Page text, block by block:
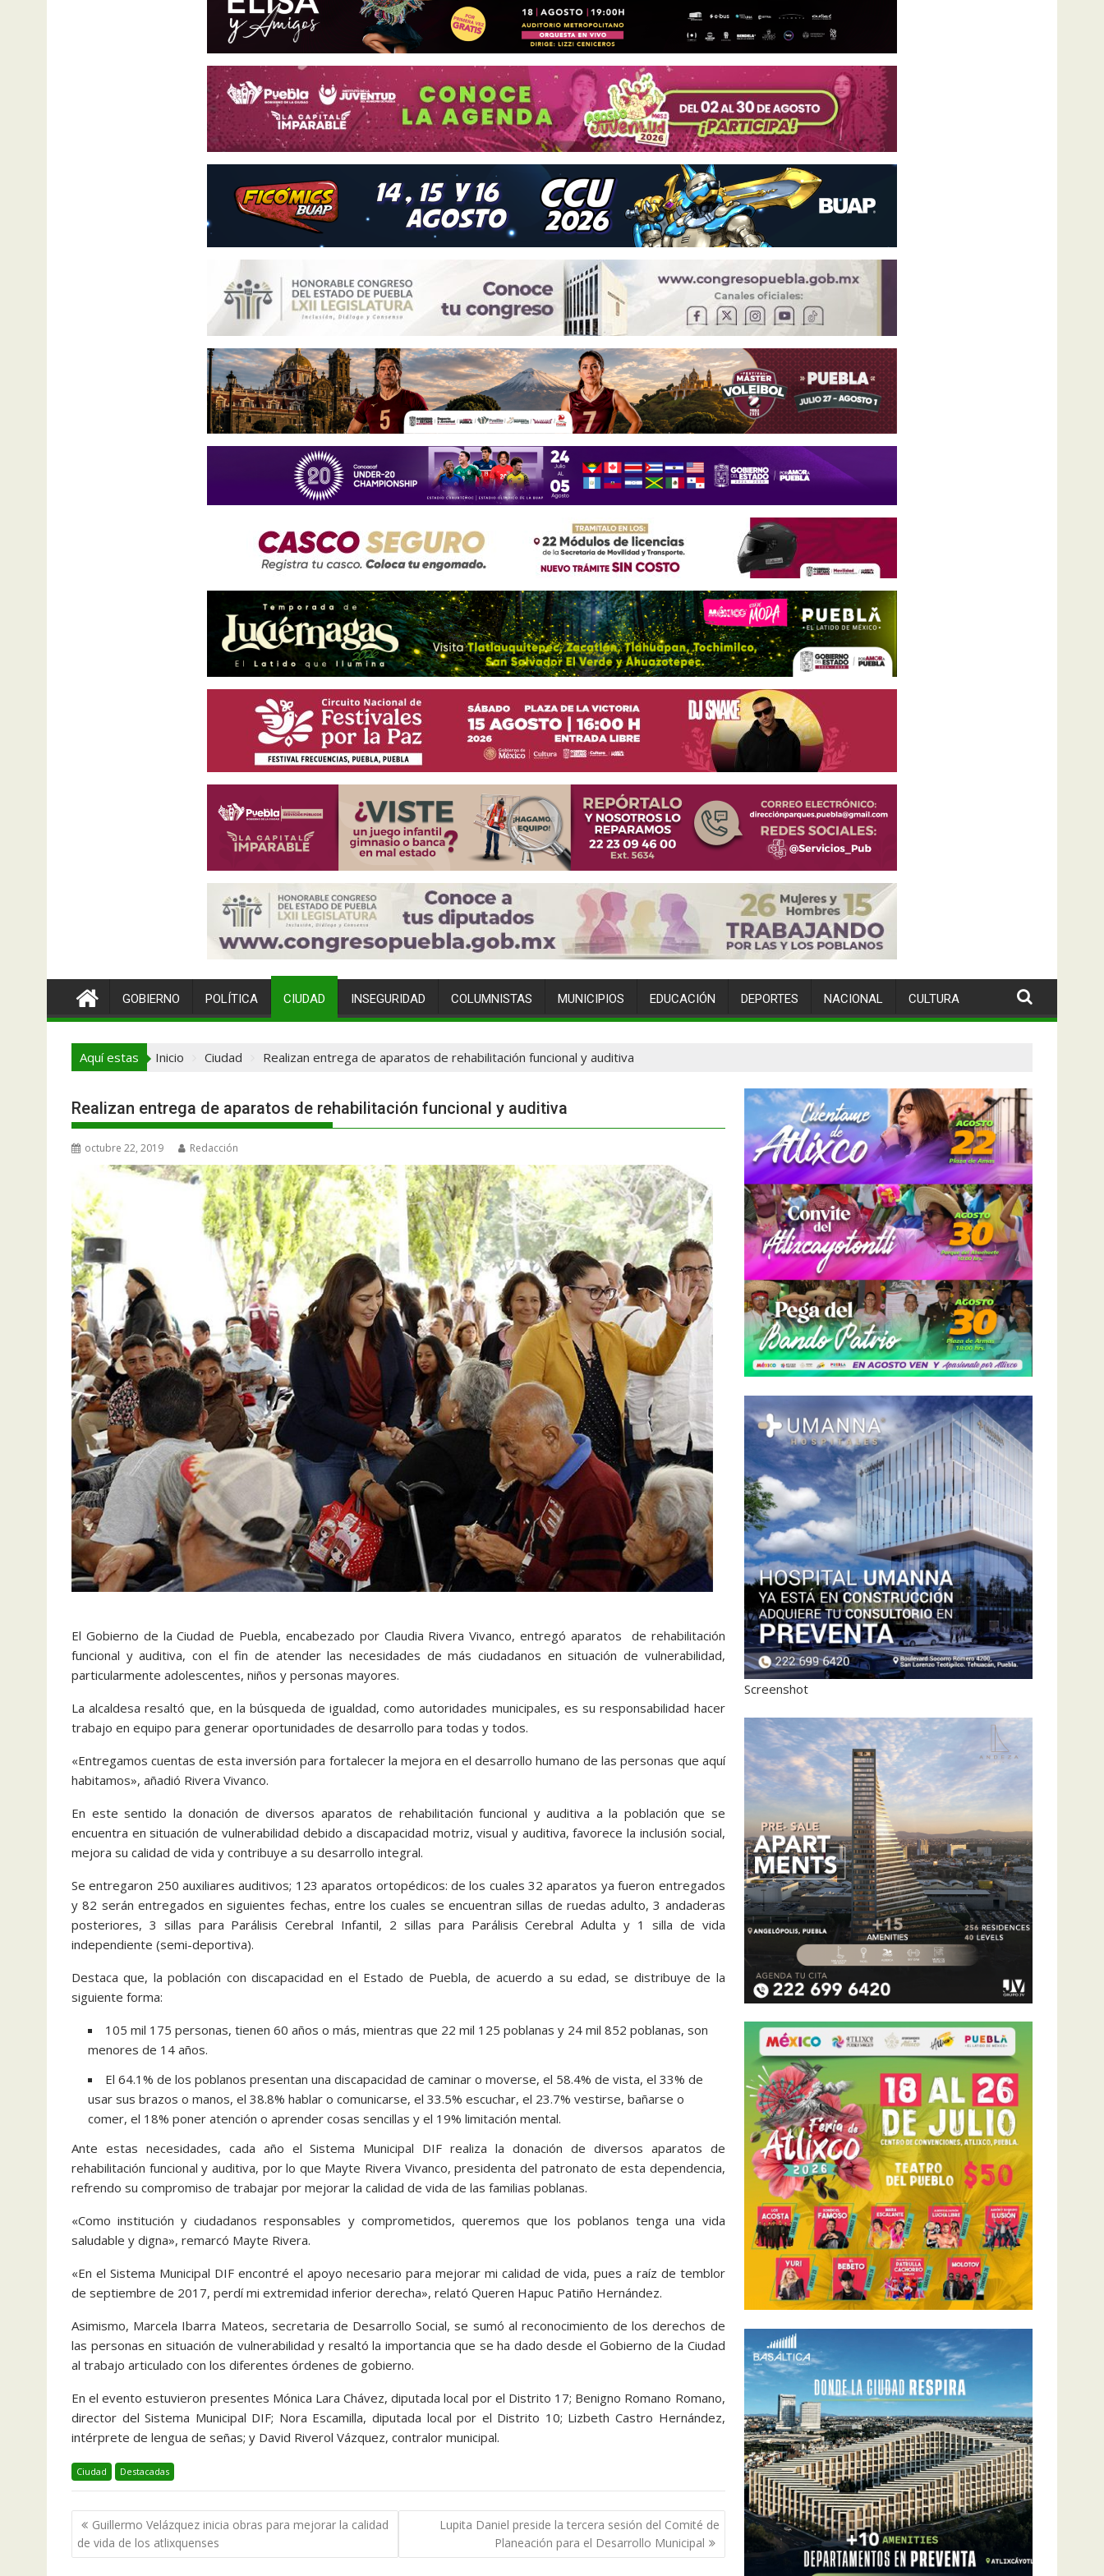
GOBIERNO POLÍTICA CIUDAD INSEGURIDAD COLUMNISTAS MUNICIPIOS EDUCACIÓN DEPORTES NACIONAL CULTURA
Aquí estas Inicio Ciudad Realizan entrega de aparatos de rehabilitación funcional y auditiva
Realizan entrega de aparatos de rehabilitación funcional y auditiva
octubre 22, 2019 Redacción
El Gobierno de la Ciudad de Puebla, encabezado por Claudia Rivera Vivanco, entregó aparatos de rehabilitación
funcional y auditiva, con el fin de atender las necesidades de más ciudadanos en situación de vulnerabilidad,
particularmente adolescentes, niños y personas mayores.
La alcaldesa resaltó que, en la búsqueda de igualdad, como autoridades municipales, es su responsabilidad hacer
trabajo en equipo para generar oportunidades de desarrollo para todas y todos.
«Entregamos cuentas de esta inversión para fortalecer la mejora en el desarrollo humano de las personas que aquí
habitamos», añadió Rivera Vivanco.
En este sentido la donación de diversos aparatos de rehabilitación funcional y auditiva a la población que se
encuentra en situación de vulnerabilidad debido a discapacidad motriz, visual y auditiva, favorece la inclusión social,
mejora su calidad de vida y contribuye a su desarrollo integral.
Se entregaron 250 auxiliares auditivos; 123 aparatos ortopédicos: de los cuales 32 aparatos ya fueron entregados
y 82 serán entregados en siguientes fechas, entre los cuales se encuentran sillas de ruedas adulto, 3 andaderas
posteriores, 3 sillas para Parálisis Cerebral Infantil, 2 sillas para Parálisis Cerebral Adulta y 1 silla de vida
independiente (semi-deportiva).
Destaca que, la población con discapacidad en el Estado de Puebla, de acuerdo a su edad, se distribuye de la
siguiente forma:
105 mil 175 personas, tienen 60 años o más, mientras que 22 mil 125 poblanas y 24 mil 852 poblanas, son
menores de 14 años.
El 64.1% de los poblanos presentan una discapacidad de caminar o moverse, el 58.4% de vista, el 33% de
usar sus brazos o manos, el 38.8% hablar o comunicarse, el 33.5% escuchar, el 23.7% vestirse, bañarse o
comer, el 18% poner atención o aprender cosas sencillas y el 19% limitación mental.
Ante estas necesidades, cada año el Sistema Municipal DIF realiza la donación de diversos aparatos de
rehabilitación funcional y auditiva, por lo que Mayte Rivera Vivanco, presidenta del patronato de esta dependencia,
refrendo su compromiso de trabajar por mejorar la calidad de vida de las familias poblanas.
«Como institución y ciudadanos responsables y comprometidos, queremos que los poblanos tenga una vida
saludable y digna», remarcó Mayte Rivera.
«En el Sistema Municipal DIF encontré el apoyo necesario para mejorar mi calidad de vida, pues a raíz de temblor
de septiembre de 2017, perdí mi extremidad inferior derecha», relató Queren Hapuc Patiño Hernández.
Asimismo, Marcela Ibarra Mateos, secretaria de Desarrollo Social, se sumó al reconocimiento de los derechos de
las personas en situación de vulnerabilidad y resaltó la importancia que se ha dado desde el Gobierno de la Ciudad
al trabajo articulado con los diferentes órdenes de gobierno.
En el evento estuvieron presentes Mónica Lara Chávez, diputada local por el Distrito 17; Benigno Romano Romano,
director del Sistema Municipal DIF; Nora Escamilla, diputada local por el Distrito 10; Lizbeth Castro Hernández,
intérprete de lengua de señas; y David Riverol Vázquez, contralor municipal.
Ciudad Destacadas
Navegación
de
entradas
Guillermo Velázquez inicia obras para mejorar la calidad
de vida de los atlixquenses
Lupita Daniel preside la tercera sesión del Comité de
Planeación para el Desarrollo Municipal
Screenshot